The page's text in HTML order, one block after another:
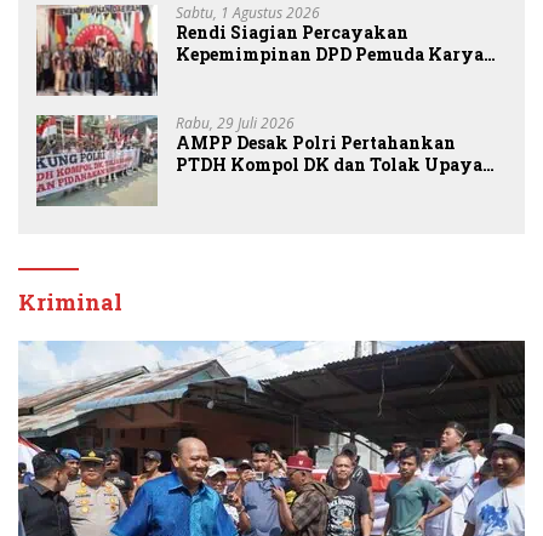
Sabtu, 1 Agustus 2026
Rendi Siagian Percayakan
Kepemimpinan DPD Pemuda Karya
Rabu, 29 Juli 2026
AMPP Desak Polri Pertahankan
PTDH Kompol DK dan Tolak Upaya
Kriminal